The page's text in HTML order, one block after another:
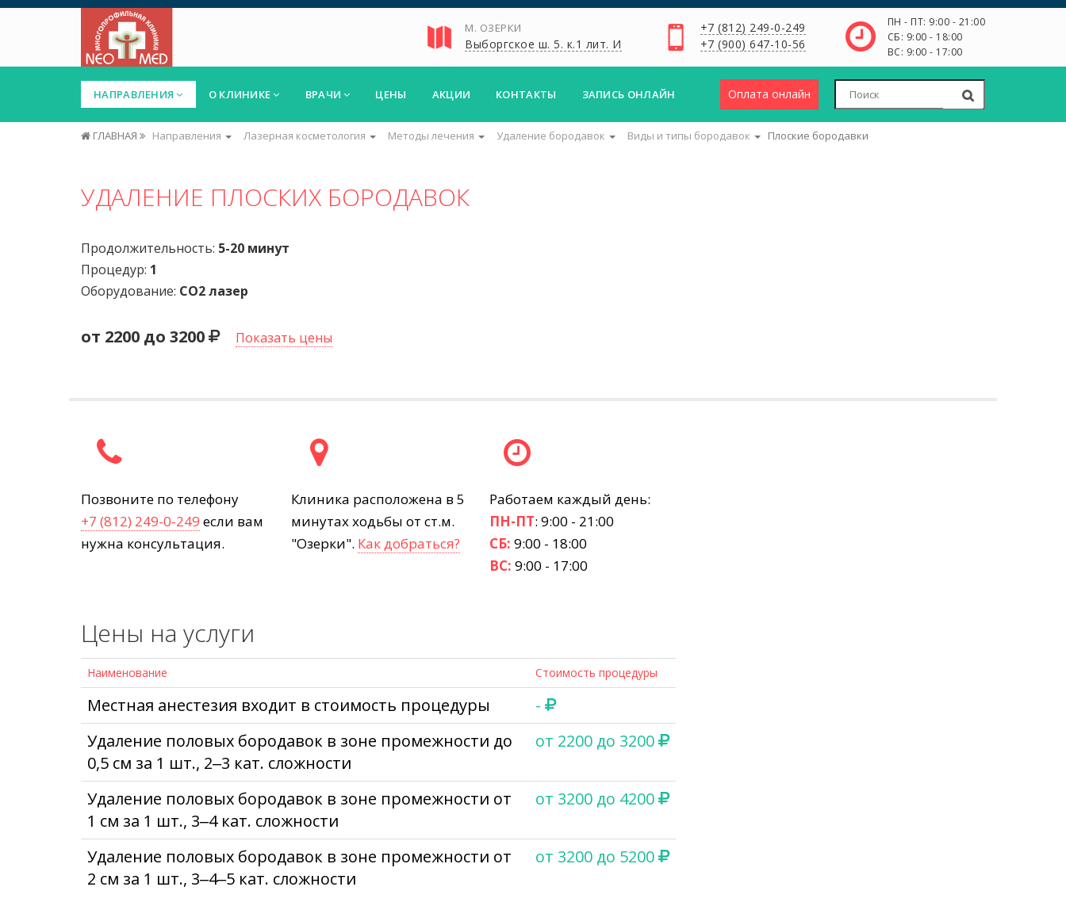
М. ОЗЕРКИ
Выборгское ш. 5. к.1 лит. И
+7 (812) 249-0-249
+7 (900) 647-10-56
ПН - ПТ: 9:00 - 21:00
СБ: 9:00 - 18:00
ВС: 9:00 - 17:00
НАПРАВЛЕНИЯ О КЛИНИКЕ ВРАЧИ ЦЕНЫ АКЦИИ КОНТАКТЫ ЗАПИСЬ ОНЛАЙН Оплата онлайн
ГЛАВНАЯ Направления Лазерная косметология Методы лечения Удаление бородавок Виды и типы бородавок Плоские бородавки
УДАЛЕНИЕ ПЛОСКИХ БОРОДАВОК
Продолжительность: 5-20 минут
Процедур: 1
Оборудование: СО2 лазер
от 2200 до 3200 Показать цены
Позвоните по телефону
+7 (812) 249-0-249 если вам
нужна консультация.
Клиника расположена в 5
минутах ходьбы от ст.м.
"Озерки". Как добраться?
Работаем каждый день:
ПН-ПТ: 9:00 - 21:00
СБ: 9:00 - 18:00
ВС: 9:00 - 17:00
Цены на услуги
Наименование Стоимость процедуры
Местная анестезия входит в стоимость процедуры
-
Удаление половых бородавок в зоне промежности до
0,5 см за 1 шт., 2‒3 кат. сложности
от 2200 до 3200
Удаление половых бородавок в зоне промежности от
1 см за 1 шт., 3‒4 кат. сложности
от 3200 до 4200
Удаление половых бородавок в зоне промежности от
2 см за 1 шт., 3‒4‒5 кат. сложности
от 3200 до 5200